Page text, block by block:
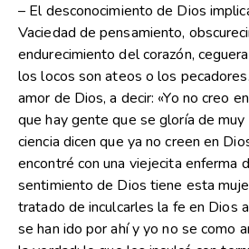
– El desconocimiento de Dios
Vaciedad de pensamiento,
endurecimiento del corazón,
los locos son ateos o los
amor de Dios, a decir: «Yo no creo
que hay gente que se gloría de muy
ciencia dicen que ya no creen en
encontré con una viejecita enferma
sentimiento de Dios tiene esta
tratado de inculcarles la fe en Dios
se han ido por ahí y yo no se como